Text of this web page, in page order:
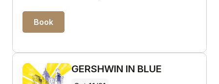
Book
GERSHWIN IN BLUE